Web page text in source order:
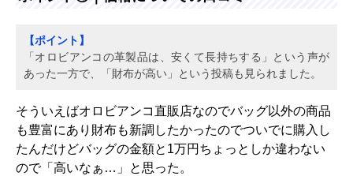
【ポイント】
「オロビアンコの革製品は、安くて長持ちする」という声が
あった一方で、「財布が高い」という投稿も見られました。
そういえばオロビアンコ直販店なのでバッグ以外の商品
も豊富にあり財布も新調したかったのでついでに購入し
たんだけどバッグの金額と1万円ちょっとしか違わない
ので「高いなぁ…」と思った。